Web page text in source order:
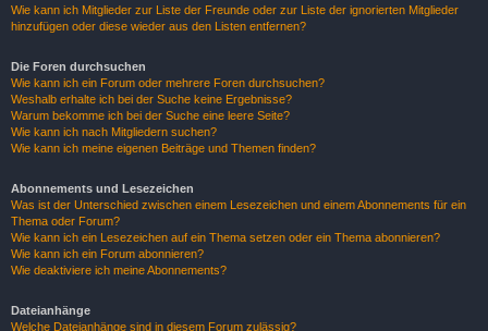
Wie kann ich Mitglieder zur Liste der Freunde oder zur Liste der ignorierten Mitglieder
hinzufügen oder diese wieder aus den Listen entfernen?
Die Foren durchsuchen
Wie kann ich ein Forum oder mehrere Foren durchsuchen?
Weshalb erhalte ich bei der Suche keine Ergebnisse?
Warum bekomme ich bei der Suche eine leere Seite?
Wie kann ich nach Mitgliedern suchen?
Wie kann ich meine eigenen Beiträge und Themen finden?
Abonnements und Lesezeichen
Was ist der Unterschied zwischen einem Lesezeichen und einem Abonnements für ein
Thema oder Forum?
Wie kann ich ein Lesezeichen auf ein Thema setzen oder ein Thema abonnieren?
Wie kann ich ein Forum abonnieren?
Wie deaktiviere ich meine Abonnements?
Dateianhänge
Welche Dateianhänge sind in diesem Forum zulässig?